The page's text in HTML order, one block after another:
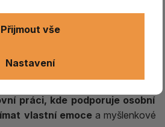
je malachit
intuice, citlivosti a
práci, kde podporuje osobní
vlastní emocea myšlenkové
Nastavení
Přijmout vše